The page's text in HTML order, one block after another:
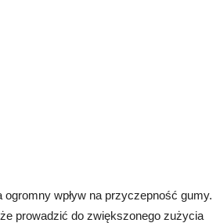
wpływ na przyczepność gumy.
prowadzić do zwiększonego zużycia